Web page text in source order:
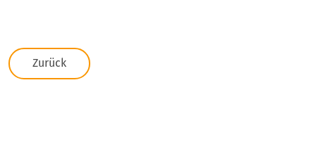
Zurück